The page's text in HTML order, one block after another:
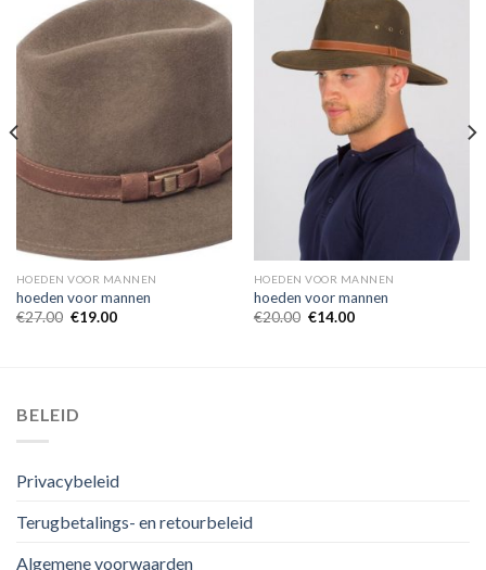
HOEDEN VOOR MANNEN
hoeden voor mannen
€27.00 €19.00
HOEDEN VOOR MANNEN
hoeden voor mannen
€20.00 €14.00
BELEID
Privacybeleid
Terugbetalings- en retourbeleid
Algemene voorwaarden